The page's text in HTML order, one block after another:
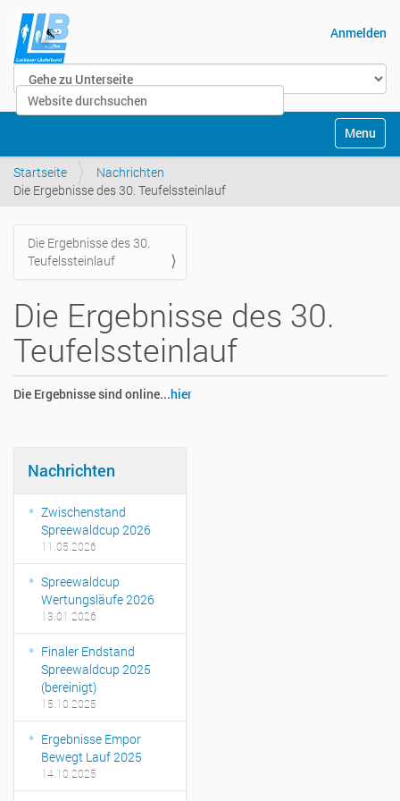
Website durchsuchen
Anmelden
Startseite
Nachrichten
Die Ergebnisse des 30. Teufelssteinlauf
Navigation
Die Ergebnisse des 30.
Teufelssteinlauf
Die Ergebnisse des 30.
Teufelssteinlauf
Die Ergebnisse sind online...hier
Nachrichten
Zwischenstand
Spreewaldcup 2026
11.05.2026
Spreewaldcup
Wertungsläufe 2026
13.01.2026
Finaler Endstand
Spreewaldcup 2025
(bereinigt)
15.10.2025
Ergebnisse Empor
Bewegt Lauf 2025
14.10.2025